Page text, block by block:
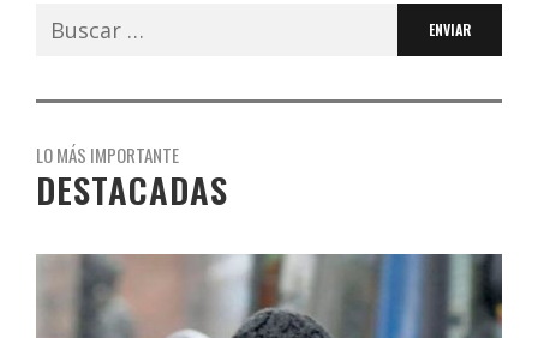
Buscar:
LO MÁS IMPORTANTE
DESTACADAS